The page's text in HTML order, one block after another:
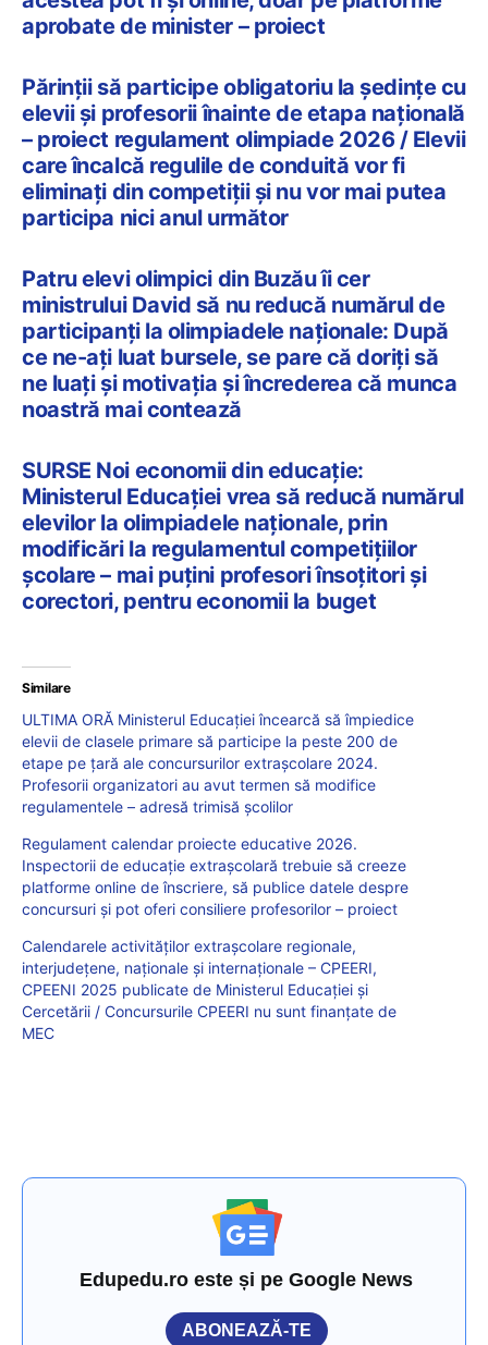
aprobate de minister – proiect
Părinții să participe obligatoriu la ședințe cu
elevii și profesorii înainte de etapa națională
– proiect regulament olimpiade 2026 / Elevii
care încalcă regulile de conduită vor fi
eliminați din competiții și nu vor mai putea
participa nici anul următor
Patru elevi olimpici din Buzău îi cer
ministrului David să nu reducă numărul de
participanți la olimpiadele naționale: După
ce ne-ați luat bursele, se pare că doriți să
ne luați și motivația și încrederea că munca
noastră mai contează
SURSE Noi economii din educație:
Ministerul Educației vrea să reducă numărul
elevilor la olimpiadele naționale, prin
modificări la regulamentul competițiilor
școlare – mai puțini profesori însoțitori și
corectori, pentru economii la buget
Similare
ULTIMA ORĂ Ministerul Educației încearcă să împiedice
elevii de clasele primare să participe la peste 200 de
etape pe țară ale concursurilor extrașcolare 2024.
Profesorii organizatori au avut termen să modifice
regulamentele – adresă trimisă școlilor
Regulament calendar proiecte educative 2026.
Inspectorii de educație extrașcolară trebuie să creeze
platforme online de înscriere, să publice datele despre
concursuri și pot oferi consiliere profesorilor – proiect
Calendarele activităților extrașcolare regionale,
interjudețene, naționale și internaționale – CPEERI,
CPEENI 2025 publicate de Ministerul Educației și
Cercetării / Concursurile CPEERI nu sunt finanțate de
MEC
Edupedu.ro este și pe Google News
ABONEAZĂ-TE